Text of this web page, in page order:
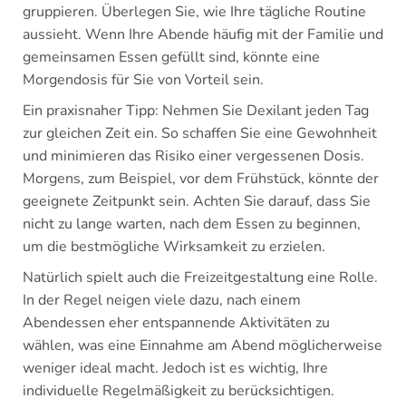
gruppieren. Überlegen Sie, wie Ihre tägliche Routine
aussieht. Wenn Ihre Abende häufig mit der Familie und
gemeinsamen Essen gefüllt sind, könnte eine
Morgendosis für Sie von Vorteil sein.
Ein praxisnaher Tipp: Nehmen Sie Dexilant jeden Tag
zur gleichen Zeit ein. So schaffen Sie eine Gewohnheit
und minimieren das Risiko einer vergessenen Dosis.
Morgens, zum Beispiel, vor dem Frühstück, könnte der
geeignete Zeitpunkt sein. Achten Sie darauf, dass Sie
nicht zu lange warten, nach dem Essen zu beginnen,
um die bestmögliche Wirksamkeit zu erzielen.
Natürlich spielt auch die Freizeitgestaltung eine Rolle.
In der Regel neigen viele dazu, nach einem
Abendessen eher entspannende Aktivitäten zu
wählen, was eine Einnahme am Abend möglicherweise
weniger ideal macht. Jedoch ist es wichtig, Ihre
individuelle Regelmäßigkeit zu berücksichtigen.